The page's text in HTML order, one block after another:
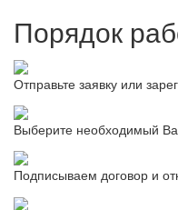
Порядок
Отправьте заявку или
Выберите необходимый
Подписываем договор и